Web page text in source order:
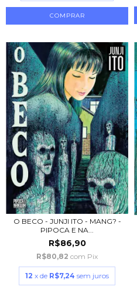
O BECO - JUNJI ITO - MANG? -
PIPOCA E NA...
R$86,90
R$80,82 com Pix
12 x de R$7,24 sem juros